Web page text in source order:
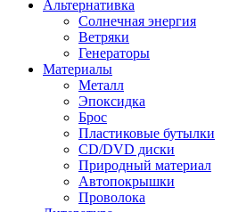
Альтернативка
Солнечная энергия
Ветряки
Генераторы
Материалы
Металл
Эпоксидка
Брос
Пластиковые бутылки
CD/DVD диски
Природный материал
Автопокрышки
Проволока